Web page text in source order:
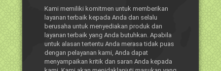
Kami memiliki komitmen untuk memberikan
layanan terbaik kepada Anda dan selalu
berusaha untuk menyediakan produk dan
layanan terbaik yang Anda butuhkan. Apabila
untuk alasan tertentu Anda merasa tidak puas
dengan pelayanan kami, Anda dapat
menyampaikan kritik dan saran Anda kepada